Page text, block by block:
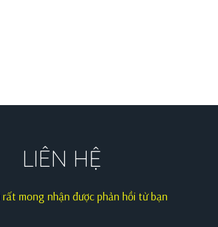
LIÊN HỆ
mong nhận được phản hồi từ bạn